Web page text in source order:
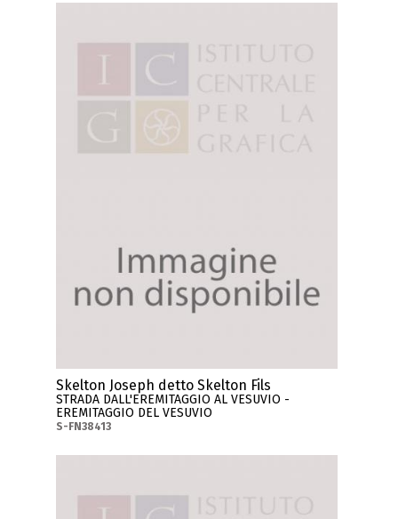
Skelton Joseph detto Skelton Fils
STRADA DALL'EREMITAGGIO AL VESUVIO -
EREMITAGGIO DEL VESUVIO
S-FN38413